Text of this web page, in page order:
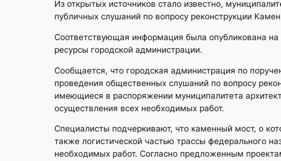
Из открытых источников стало известно,
публичных слушаний по вопросу реконструкции
Соответствующая информация была опубликована на
ресурсы городской администрации.
Сообщается, что городская администрация по
проведения общественных слушаний по вопросу
имеющиеся в распоряжении муниципалитета
осуществления всех необходимых работ.
Специалисты подчеркивают, что каменный мост, о
также логистической частью трассы федерального
необходимых работ. Согласно предложенным